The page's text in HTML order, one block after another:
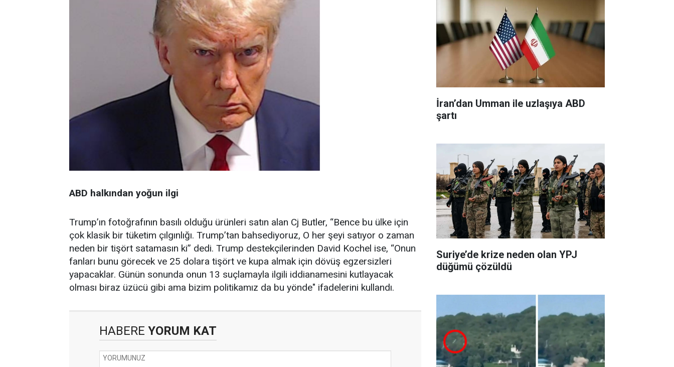
ABD halkından yoğun ilgi
Trump’ın fotoğrafının basılı olduğu ürünleri satın alan Cj Butler, “Bence bu ülke için
çok klasik bir tüketim çılgınlığı. Trump’tan bahsediyoruz, O her şeyi satıyor o zaman
neden bir tişört satamasın ki” dedi. Trump destekçilerinden David Kochel ise, “Onun
fanları bunu görecek ve 25 dolara tişört ve kupa almak için dövüş egzersizleri
yapacaklar. Günün sonunda onun 13 suçlamayla ilgili iddianamesini kutlayacak
olması biraz üzücü gibi ama bizim politikamız da bu yönde" ifadelerini kullandı.
HABERE YORUM KAT
İran’dan Umman ile uzlaşıya ABD
şartı
Suriye’de krize neden olan YPJ
düğümü çözüldü